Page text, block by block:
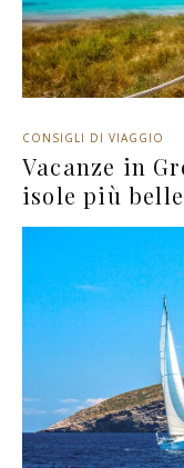
CONSIGLI DI VIAGGIO
Vacanze in
isole più belle